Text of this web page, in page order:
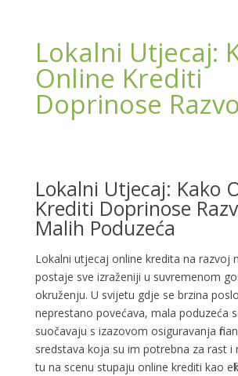
Lokalni Utjecaj:
Online Krediti
Doprinose
Lokalni Utjecaj: Kako
Krediti Doprinose
Malih Poduzeća
Lokalni utjecaj online kredita na razvoj
postaje sve izraženiji u suvremenom
okruženju. U svijetu gdje se brzina
neprestano povećava, mala poduzeća
suočavaju s izazovom osiguravanja
sredstava koja su im potrebna za rast i
tu na scenu stupaju online krediti kao